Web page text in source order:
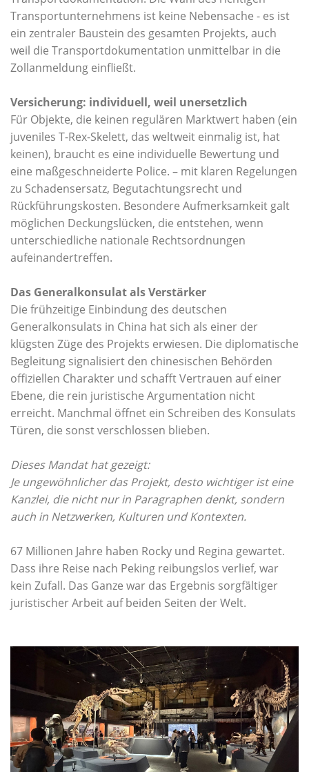
Transportunternehmens ist keine Nebensache - es ist
ein zentraler Baustein des gesamten Projekts, auch
weil die Transportdokumentation unmittelbar in die
Zollanmeldung einfließt.
Versicherung: individuell, weil unersetzlich
Für Objekte, die keinen regulären Marktwert haben (ein
juveniles T-Rex-Skelett, das weltweit einmalig ist, hat
keinen), braucht es eine individuelle Bewertung und
eine maßgeschneiderte Police. – mit klaren Regelungen
zu Schadensersatz, Begutachtungsrecht und
Rückführungskosten. Besondere Aufmerksamkeit galt
möglichen Deckungslücken, die entstehen, wenn
unterschiedliche nationale Rechtsordnungen
aufeinandertreffen.
Das Generalkonsulat als Verstärker
Die frühzeitige Einbindung des deutschen
Generalkonsulats in China hat sich als einer der
klügsten Züge des Projekts erwiesen. Die diplomatische
Begleitung signalisiert den chinesischen Behörden
offiziellen Charakter und schafft Vertrauen auf einer
Ebene, die rein juristische Argumentation nicht
erreicht. Manchmal öffnet ein Schreiben des Konsulats
Türen, die sonst verschlossen blieben.
Dieses Mandat hat gezeigt:
Je ungewöhnlicher das Projekt, desto wichtiger ist eine
Kanzlei, die nicht nur in Paragraphen denkt, sondern
auch in Netzwerken, Kulturen und Kontexten.
67 Millionen Jahre haben Rocky und Regina gewartet.
Dass ihre Reise nach Peking reibungslos verlief, war
kein Zufall. Das Ganze war das Ergebnis sorgfältiger
juristischer Arbeit auf beiden Seiten der Welt.